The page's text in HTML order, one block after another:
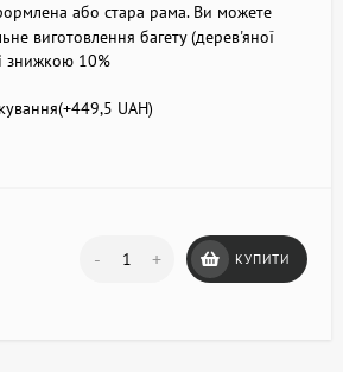
або стара рама. Ви можете
виготовлення багету (дерев'яної
знижкою 10%
449,5 UAH)
- + КУПИТИ